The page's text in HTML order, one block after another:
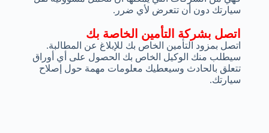
اتصل بشركة التأمين الخاصة بك
اتصل بمزود التأمين الخاص بك للإبلاغ عن المطالبة.
سيطلب منك الوكيل الخاص بك الحصول على أي أوراق
تتعلق بالحادث وسيعطيك معلومات مهمة حول إصلاح
سيارتك.
سيارتك دون أن تتعرض لأي ضرر.